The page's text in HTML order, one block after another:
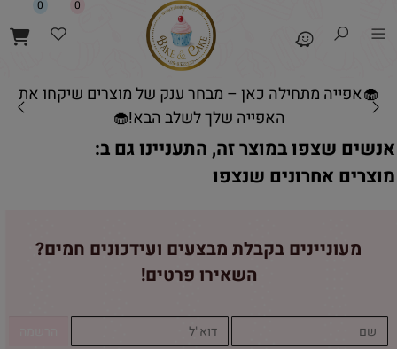
🧁אפייה מתחילה כאן – מבחר ענק של מוצרים שיקחו את
האפייה שלך לשלב הבא!🧁
0 0
אנשים שצפו במוצר זה, התעניינו גם ב:
מוצרים אחרונים שנצפו
מעוניינים בקבלת מבצעים ועידכונים חמים?
השאירו פרטים!